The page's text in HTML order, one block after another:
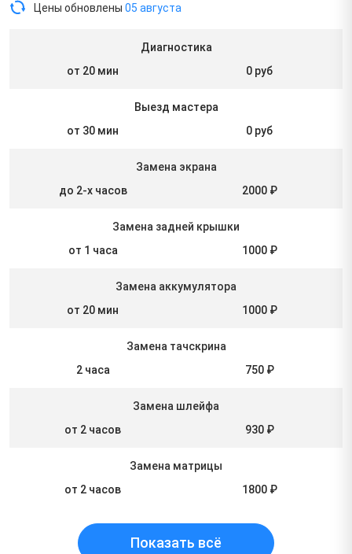
Цены обновлены 05 августа
Диагностика
от 20 мин
0 руб
Выезд мастера
от 30 мин
0 руб
Замена экрана
до 2-х часов
2000 ₽
Замена задней крышки
от 1 часа
1000 ₽
Замена аккумулятора
от 20 мин
1000 ₽
Замена тачскрина
2 часа
750 ₽
Замена шлейфа
от 2 часов
930 ₽
Замена матрицы
от 2 часов
1800 ₽
Показать всё